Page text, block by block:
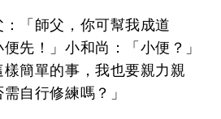
「師父，你可幫我成道
先！」小和尚：「小便？」
簡單的事，我也要親力親
自行修練嗎？」